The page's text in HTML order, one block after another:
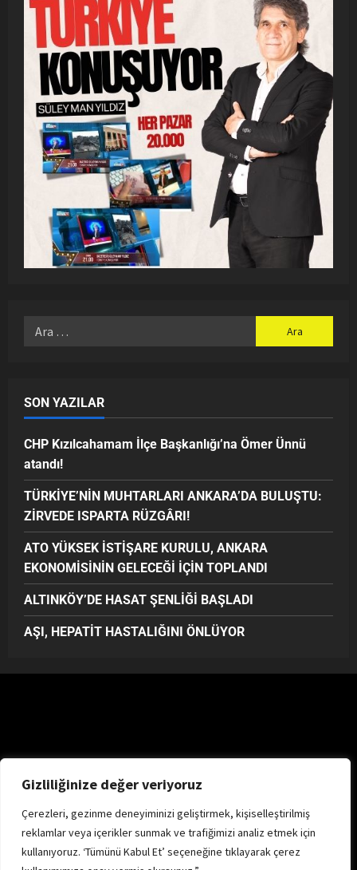
Gizliliğinize değer veriyoruz
Çerezleri, gezinme deneyiminizi geliştirmek, kişiselleştirilmiş
reklamlar veya içerikler sunmak ve trafiğimizi analiz etmek için
kullanıyoruz. ‘Tümünü Kabul Et’ seçeneğine tıklayarak çerez
SON YAZILAR
CHP Kızılcahamam İlçe Başkanlığı’na Ömer Ünnü
atandı!
TÜRKİYE’NİN MUHTARLARI ANKARA’DA BULUŞTU:
ZİRVEDE ISPARTA RÜZGÂRI!
ATO YÜKSEK İSTİŞARE KURULU, ANKARA
EKONOMİSİNİN GELECEĞİ İÇİN TOPLANDI
ALTINKÖY’DE HASAT ŞENLİĞİ BAŞLADI
AŞI, HEPATİT HASTALIĞINI ÖNLÜYOR